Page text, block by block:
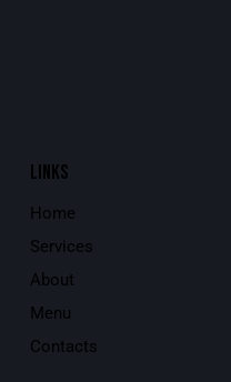
LINKS
Home
Services
About
Menu
Contacts